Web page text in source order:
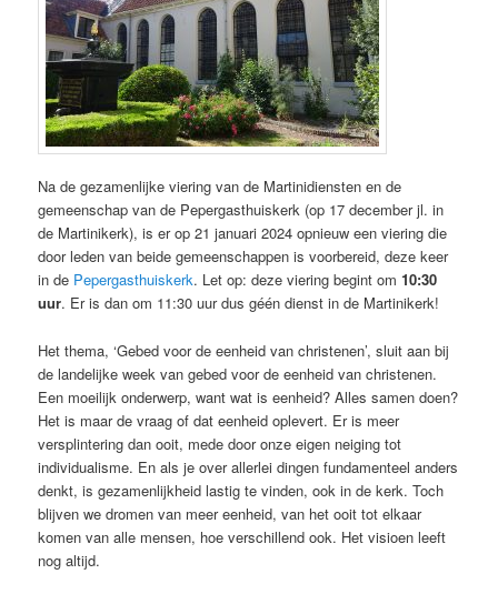
Na de gezamenlijke viering van de Martinidiensten en de
gemeenschap van de Pepergasthuiskerk (op 17 december jl. in
de Martinikerk), is er op 21 januari 2024 opnieuw een viering die
door leden van beide gemeenschappen is voorbereid, deze keer
in de Pepergasthuiskerk. Let op: deze viering begint om10:30
uur. Er is dan om 11:30 uur dus géén dienst in de Martinikerk!
Het thema, ‘Gebed voor de eenheid van christenen’, sluit aan bij
de landelijke week van gebed voor de eenheid van christenen.
Een moeilijk onderwerp, want wat is eenheid? Alles samen doen?
Het is maar de vraag of dat eenheid oplevert. Er is meer
versplintering dan ooit, mede door onze eigen neiging tot
individualisme. En als je over allerlei dingen fundamenteel anders
denkt, is gezamenlijkheid lastig te vinden, ook in de kerk. Toch
blijven we dromen van meer eenheid, van het ooit tot elkaar
komen van alle mensen, hoe verschillend ook. Het visioen leeft
nog altijd.